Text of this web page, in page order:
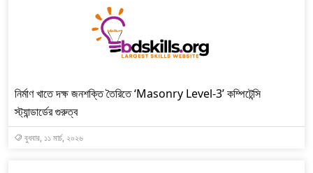
নির্মাণ খাতে দক্ষ জনশক্তি তৈরিতে ‘Masonry Level-3’ কম্পিটেন্সি
স্ট্যান্ডার্ডের গুরুত্ব
বুধবার, ১১ মার্চ, ২০২৬